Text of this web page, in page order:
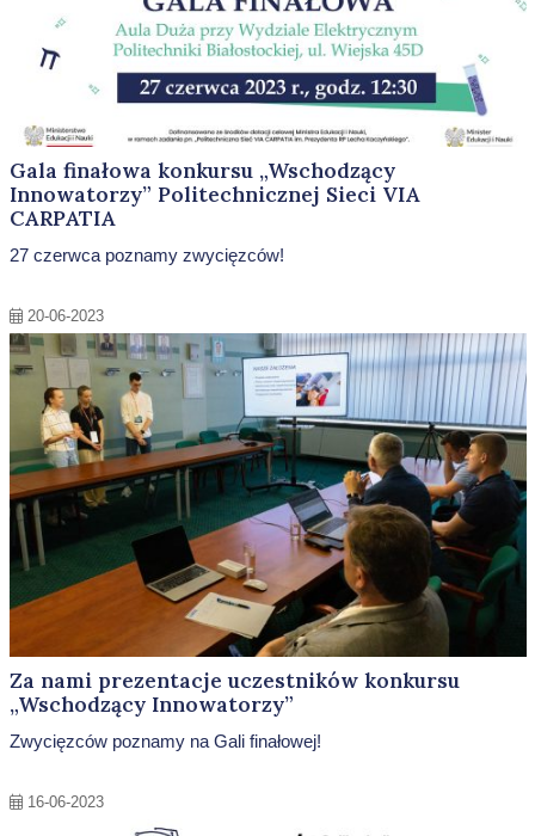
Gala finałowa konkursu „Wschodzący
Innowatorzy” Politechnicznej Sieci VIA
CARPATIA
27 czerwca poznamy zwycięzców!
20-06-2023
Za nami prezentacje uczestników konkursu
„Wschodzący Innowatorzy”
Zwycięzców poznamy na Gali finałowej!
16-06-2023